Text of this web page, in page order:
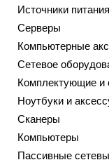
Источники
Серверы
Компьютерные
Сетевое
Комплектующие и
Ноутбуки и
Сканеры
Компьютеры
Пассивные